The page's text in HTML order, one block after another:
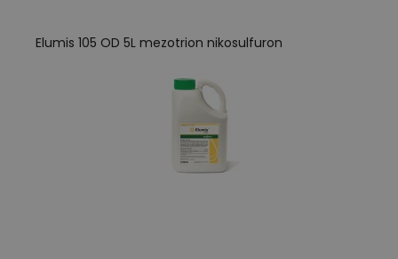
Elumis 105 OD 5L mezotrion nikosulfuron